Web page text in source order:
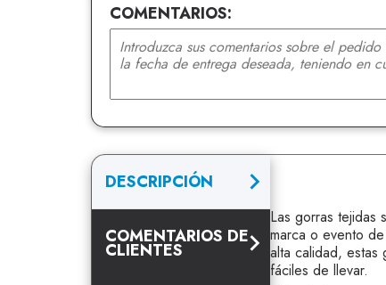
COMENTARIOS:
DESCRIPCIÓN
COMENTARIOS DE
CLIENTES
Las gorras tejidas
marca o evento
alta calidad, estas
fáciles de llevar.